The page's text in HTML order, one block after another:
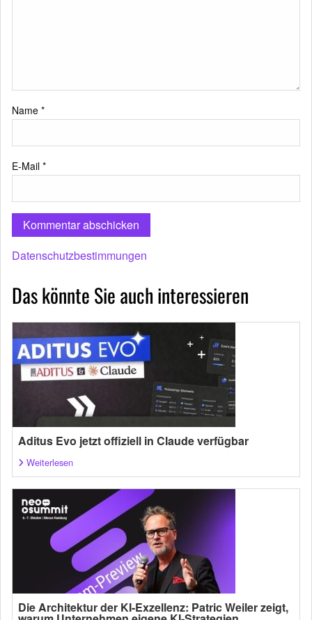
Name *
E-Mail *
Datenschutzbestimmungen
Das könnte Sie auch interessieren
Aditus Evo jetzt offiziell in Claude verfügbar
Weiterlesen
Die Architektur der KI-Exzellenz: Patric Weiler zeigt,